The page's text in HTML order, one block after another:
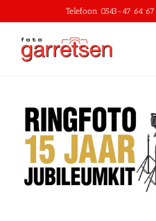
Telefoon 0543-47 64 67